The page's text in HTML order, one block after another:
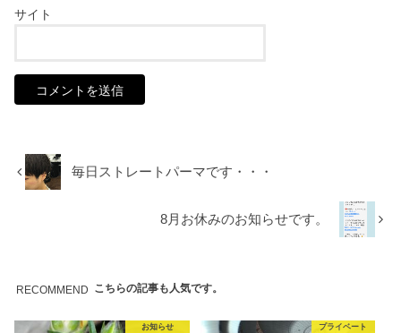
サイト
毎日ストレートパーマです・・・
8月お休みのお知らせです。
RECOMMEND こちらの記事も人気です。
お知らせ プライベート